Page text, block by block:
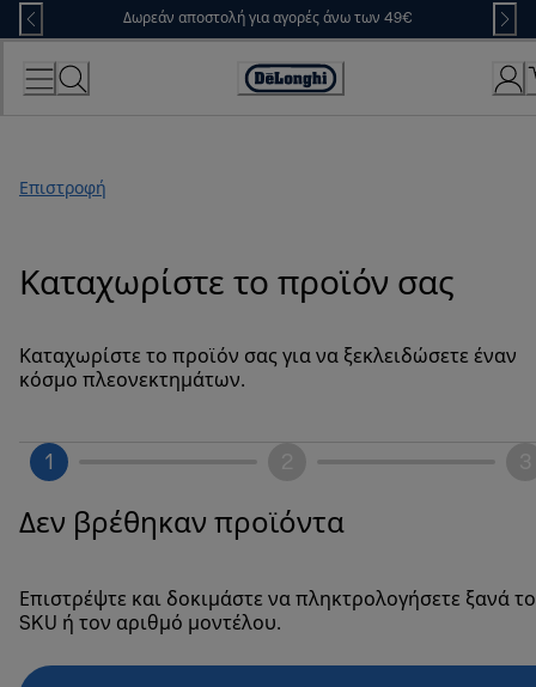
Skip
to
Content
Δωρεάν αποστολή για αγορές άνω των 49€
Accessibility
Επιστροφή
Καταχωρίστε το προϊόν σας
Καταχωρίστε το προϊόν σας για να ξεκλειδώσετε έναν
κόσμο πλεονεκτημάτων.
1
Δεν βρέθηκαν προϊόντα
Επιστρέψτε και δοκιμάστε να πληκτρολογήσετε ξανά το
SKU ή τον αριθμό μοντέλου.